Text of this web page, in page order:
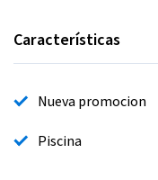
Características
Nueva promocion
Piscina